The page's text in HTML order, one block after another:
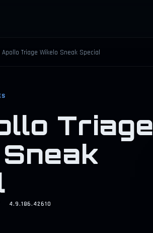
Apollo Triage Wikelo Sneak Special
Triage
4.9.186.42610